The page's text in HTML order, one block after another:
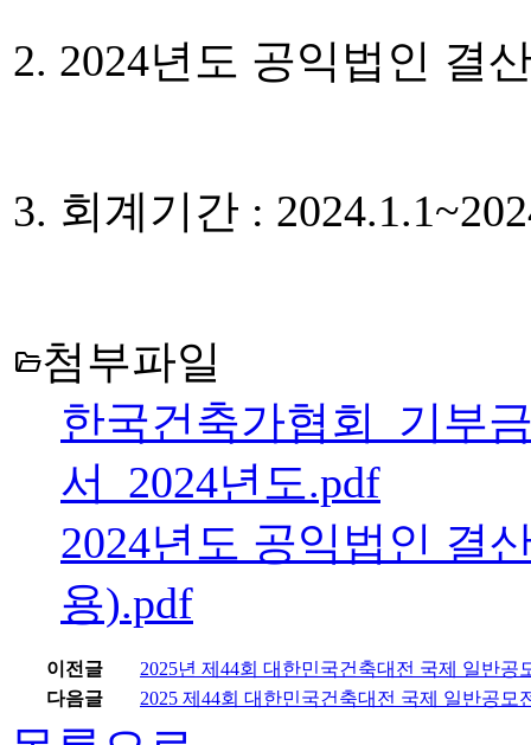
2. 2024년도 공익법인 결
3. 회계기간 :
folder_open첨부파일
한국건축가협회_기부
서_2024년도.pdf
2024년도 공익법인 결
용).pdf
이전글
2025년 제44회 대한민국건축대전 국제 일반공
다음글
2025 제44회 대한민국건축대전 국제 일반공모